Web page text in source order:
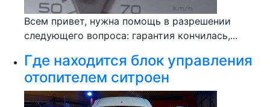
Всем привет, нужна помощь в разрешении
следующего вопроса: гарантия кончилась,...
Где находится блок управления
отопителем ситроен